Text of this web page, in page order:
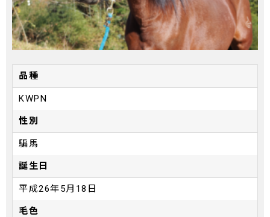
品種
KWPN
性別
騙馬
誕生日
平成26年5月18日
毛色